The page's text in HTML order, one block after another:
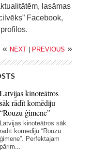
lasāmas
Facebook,
« NEXT PREVIOUS »
Latvijas kinoteātros
sāk rādīt komēdiju
“Rouzu ģimene”
Latvijas kinoteātros sāk
rādīt komēdiju “Rouzu
ģimene”. Perfektajam
pārim...